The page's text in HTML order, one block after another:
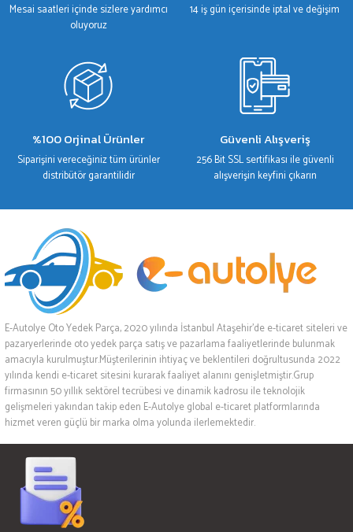
Mesai saatleri içinde sizlere yardımcı
oluyoruz
14 iş gün içerisinde iptal ve değişim
%100 Orjinal Ürünler
Siparişini vereceğiniz tüm ürünler
distribütör garantilidir
Güvenli Alışveriş
256 Bit SSL sertifikası ile güvenli
alışverişin keyfini çıkarın
E-Autolye Oto Yedek Parça, 2020 yılında İstanbul Ataşehir’de e-ticaret siteleri ve
pazaryerlerinde oto yedek parça satış ve pazarlama faaliyetlerinde bulunmak
amacıyla kurulmuştur.Müşterilerinin ihtiyaç ve beklentileri doğrultusunda 2022
yılında kendi e-ticaret sitesini kurarak faaliyet alanını genişletmiştir.Grup
firmasının 50 yıllık sektörel tecrübesi ve dinamik kadrosu ile teknolojik
gelişmeleri yakından takip eden E-Autolye global e-ticaret platformlarında
hizmet veren güçlü bir marka olma yolunda ilerlemektedir.